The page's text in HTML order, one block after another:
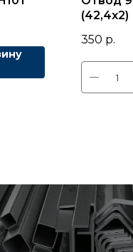
(42,4х2)
350 р.